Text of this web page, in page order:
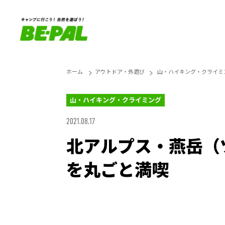
ホーム アウトドア・外遊び 山・ハイキング・クライミ
山・ハイキング・クライミング
2021.08.17
北アルプス・燕岳
を丸ごと満喫